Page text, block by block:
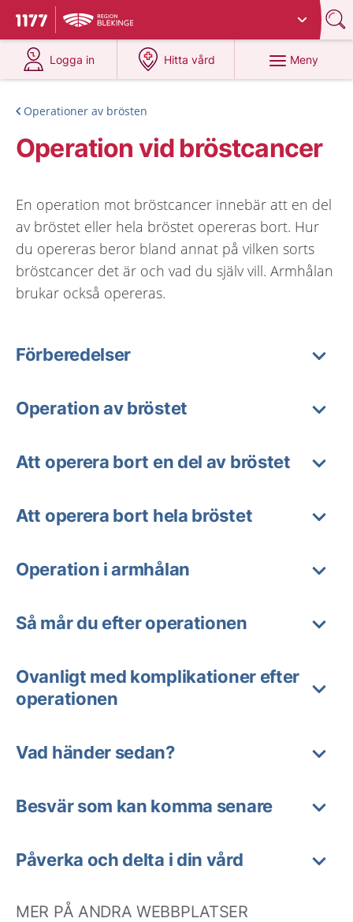
Till startsidan för 1177
Du har valt region
Logga in
på 1177.se
Hitta vård
på 1177.se
Meny
Operationer av brösten
Operation vid bröstcancer
En operation mot bröstcancer innebär att en del
av bröstet eller hela bröstet opereras bort. Hur
du opereras beror bland annat på vilken sorts
bröstcancer det är och vad du själv vill. Armhålan
brukar också opereras.
Förberedelser
Operation av bröstet
Att operera bort en del av bröstet
Att operera bort hela bröstet
Operation i armhålan
Så mår du efter operationen
Ovanligt med komplikationer efter
operationen
Vad händer sedan?
Besvär som kan komma senare
Påverka och delta i din vård
MER PÅ ANDRA WEBBPLATSER